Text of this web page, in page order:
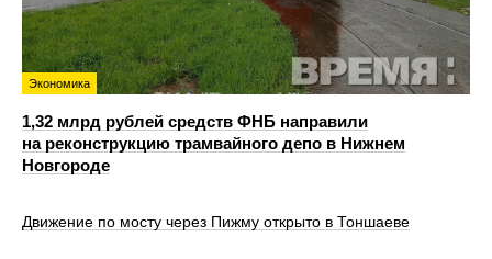
Экономика
1,32 млрд рублей средств ФНБ направили
на реконструкцию трамвайного депо в Нижнем
Новгороде
Движение по мосту через Пижму открыто в Тоншаеве